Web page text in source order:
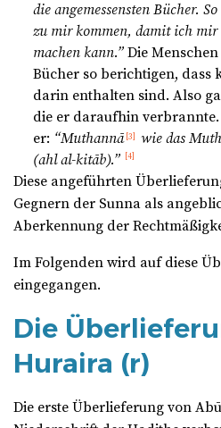
die angemessensten Bücher.
zu mir kommen, damit ich
machen kann.” Die
Bücher so berichtigen, dass
darin enthalten sind. Also
die er daraufhin verbrannte.
er: “Muthannā [3] wie das
(ahl al-kitāb).” [4]
Diese angeführten
Gegnern der Sunna als
Aberkennung der
Im Folgenden wird auf diese
eingegangen.
Die
Huraira (r)
Die erste Überlieferung von